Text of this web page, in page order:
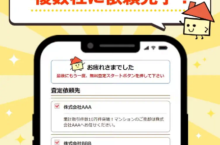
山国 300 万円
社町
-
1000
山国 100
社町
分
860㎡